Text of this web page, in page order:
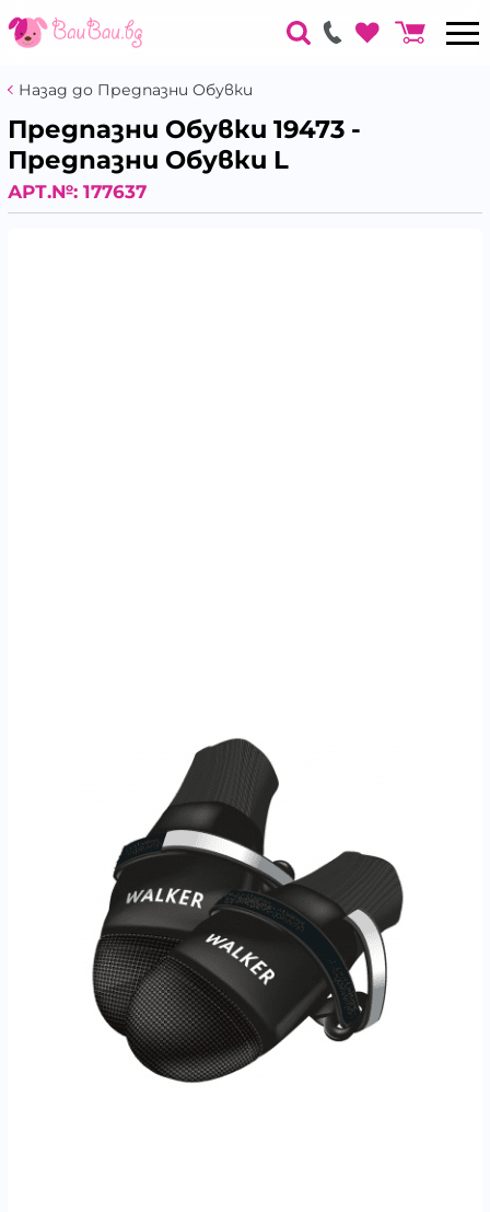
Назад до Предпазни Обувки
Предпазни Обувки 19473 -
Предпазни Обувки L
АРТ.№: 177637